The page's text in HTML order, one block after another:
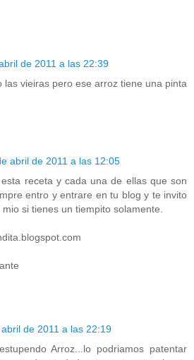
de 2011 a las 22:39
las vieiras pero ese arroz tiene una pinta
abril de 2011 a las 12:05
receta y cada una de ellas que son
entro y entrare en tu blog y te invito
si tienes un tiempito solamente.
de 2011 a las 22:19
Arroz...lo podriamos patentar